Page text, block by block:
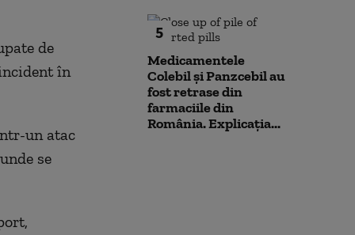
de
în
un atac
se
5
Medicamentele
Colebil și Panzcebil au
fost retrase din
farmaciile din
România. Explicația...